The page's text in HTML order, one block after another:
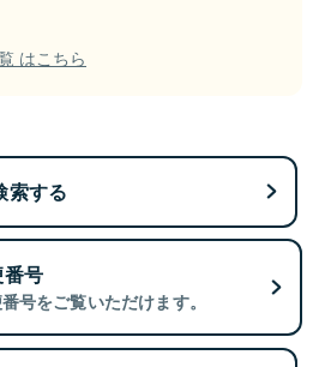
はこちら
索する
号
号をご覧いただけます。